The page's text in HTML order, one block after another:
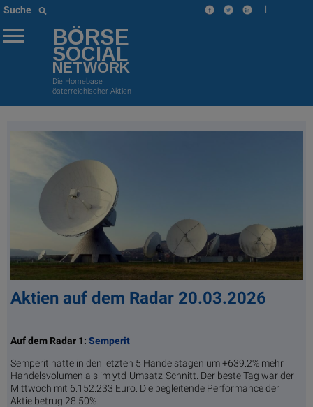
Suche |
BÖRSE
SOCIAL
NETWORK
Die Homebase
österreichischer Aktien
Aktien auf dem Radar 20.03.2026
Auf dem Radar 1: Semperit
Semperit hatte in den letzten 5 Handelstagen um +639.2% mehr
Handelsvolumen als im ytd-Umsatz-Schnitt. Der beste Tag war der
Mittwoch mit 6.152.233 Euro. Die begleitende Performance der
Aktie betrug 28.50%.